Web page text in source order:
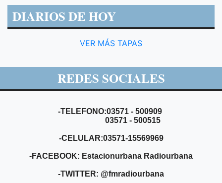
DIARIOS DE HOY
VER MÁS TAPAS
REDES SOCIALES
-TELEFONO:03571 - 500909
03571 - 500515
-CELULAR:03571-15569969
-FACEBOOK: Estacionurbana Radiourbana
-TWITTER: @fmradiourbana